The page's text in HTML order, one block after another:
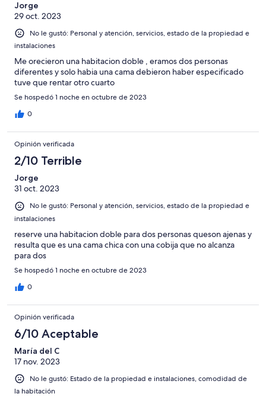
Jorge
29 oct. 2023
No le gustó: Personal y atención, servicios, estado de la propiedad e
instalaciones
Me orecieron una habitacion doble , eramos dos personas
diferentes y solo habia una cama debieron haber especificado
tuve que rentar otro cuarto
Se hospedó 1 noche en octubre de 2023
0
Opinión verificada
2/10 Terrible
Jorge
31 oct. 2023
No le gustó: Personal y atención, servicios, estado de la propiedad e
instalaciones
reserve una habitacion doble para dos personas queson ajenas y
resulta que es una cama chica con una cobija que no alcanza
para dos
Se hospedó 1 noche en octubre de 2023
0
Opinión verificada
6/10 Aceptable
María del C
17 nov. 2023
No le gustó: Estado de la propiedad e instalaciones, comodidad de
la habitación